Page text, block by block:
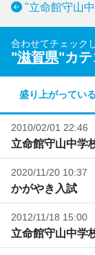
"立命館守山
合わせてチェック
"滋賀県"カテ
盛り上がってい
2010/02/01 22:46
立命館守山中学
2020/11/20 10:37
かがやき入試
2012/11/18 15:00
立命館守山中学